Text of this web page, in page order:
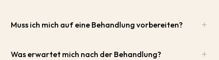
Muss ich mich auf eine Behandlung vorbereiten?
Was erwartet mich nach der Behandlung?